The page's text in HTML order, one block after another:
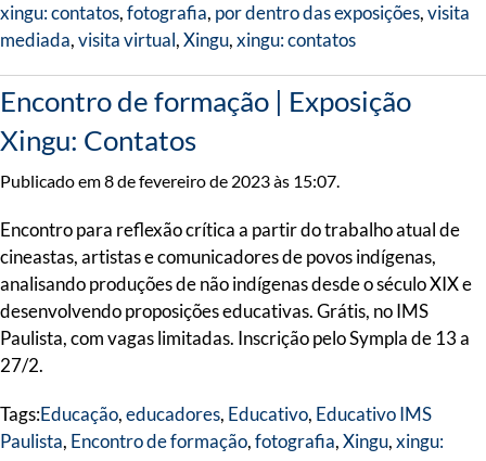
xingu: contatos,fotografia, por dentro das exposições,visita
mediada,visita virtual,Xingu,xingu: contatos
Encontro de formação​ | ​Exposição
Xingu: Contatos
Publicado em 8 de fevereiro de 2023 às 15:07.
Encontro para reflexão crítica a partir do trabalho atual de
cineastas, artistas e comunicadores de povos indígenas,
analisando produções de não indígenas desde o século XIX e
desenvolvendo proposições educativas. Grátis, no IMS
Paulista, com vagas limitadas. Inscrição pelo Sympla de 13 a
27/2.
Tags:Educação,educadores, Educativo, Educativo IMS
Paulista, Encontro de formação,fotografia,Xingu,xingu: